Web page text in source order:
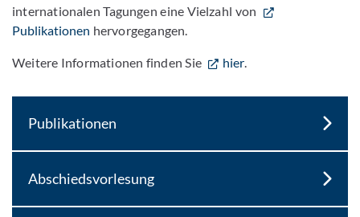
internationalen Tagungen eine Vielzahl von
Publikationen hervorgegangen.
Weitere Informationen finden Sie hier.
Publikationen
Abschiedsvorlesung